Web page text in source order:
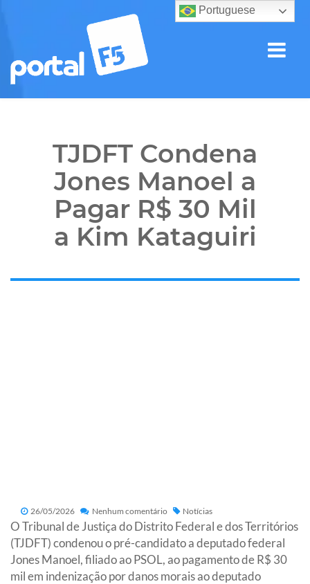
TJDFT Condena
Jones Manoel a
Pagar R$ 30 Mil
a Kim Kataguiri
26/05/2026 Nenhum comentário Notícias
O Tribunal de Justiça do Distrito Federal e dos Territórios
(TJDFT) condenou o pré-candidato a deputado federal
Jones Manoel, filiado ao PSOL, ao pagamento de R$ 30
mil em indenização por danos morais ao deputado
Portuguese